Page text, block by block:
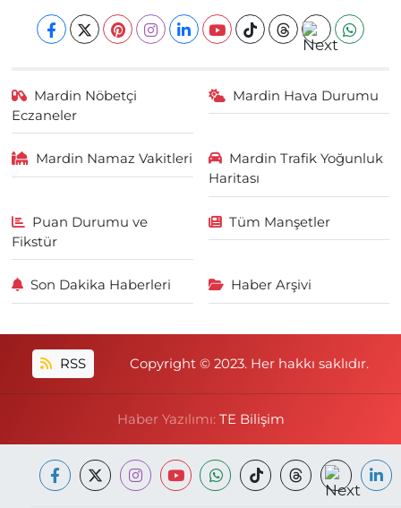
Mardin Nöbetçi
Eczaneler
Mardin Hava Durumu
Mardin Namaz Vakitleri
Mardin Trafik Yoğunluk
Haritası
Puan Durumu ve
Fikstür
Tüm Manşetler
Son Dakika Haberleri Haber Arşivi
RSS Copyright © 2023. Her hakkı saklıdır.
Haber Yazılımı: TE Bilişim